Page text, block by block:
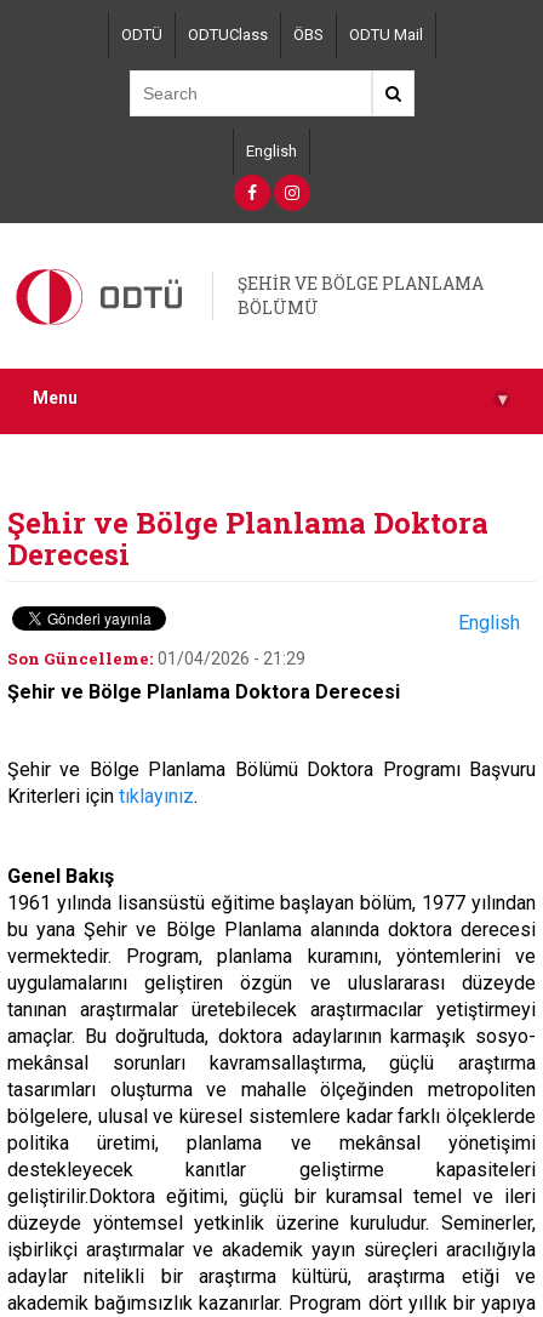
ODTÜ ODTUClass ÖBS ODTU Mail
English
ŞEHİR VE BÖLGE PLANLAMA
BÖLÜMÜ
Menu ▾
Şehir ve Bölge Planlama Doktora
Derecesi
Son Güncelleme: 01/04/2026 - 21:29
English
Şehir ve Bölge Planlama Doktora Derecesi
Şehir ve Bölge Planlama Bölümü Doktora Programı Başvuru
Kriterleri için tıklayınız.
Genel Bakış
1961 yılında lisansüstü eğitime başlayan bölüm, 1977 yılından
bu yana Şehir ve Bölge Planlama alanında doktora derecesi
vermektedir. Program, planlama kuramını, yöntemlerini ve
uygulamalarını geliştiren özgün ve uluslararası düzeyde
tanınan araştırmalar üretebilecek araştırmacılar yetiştirmeyi
amaçlar. Bu doğrultuda, doktora adaylarının karmaşık sosyo-
mekânsal sorunları kavramsallaştırma, güçlü araştırma
tasarımları oluşturma ve mahalle ölçeğinden metropoliten
bölgelere, ulusal ve küresel sistemlere kadar farklı ölçeklerde
politika üretimi, planlama ve mekânsal yönetişimi
destekleyecek kanıtlar geliştirme kapasiteleri
geliştirilir.Doktora eğitimi, güçlü bir kuramsal temel ve ileri
düzeyde yöntemsel yetkinlik üzerine kuruludur. Seminerler,
işbirlikçi araştırmalar ve akademik yayın süreçleri aracılığıyla
adaylar nitelikli bir araştırma kültürü, araştırma etiği ve
akademik bağımsızlık kazanırlar. Program dört yıllık bir yapıya